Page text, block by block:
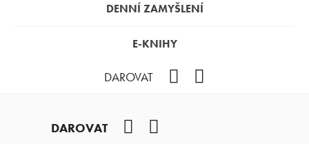
DENNÍ ZAMYŠLENÍ
E-KNIHY
DAROVAT
DAROVAT